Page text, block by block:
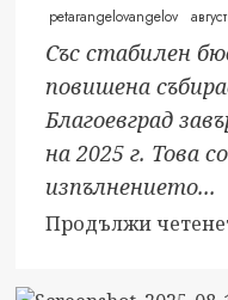
petarangelovangelov
Със стабилен
повишена
Благоевград
на 2025 г. Това
изпълнението...
Продължи